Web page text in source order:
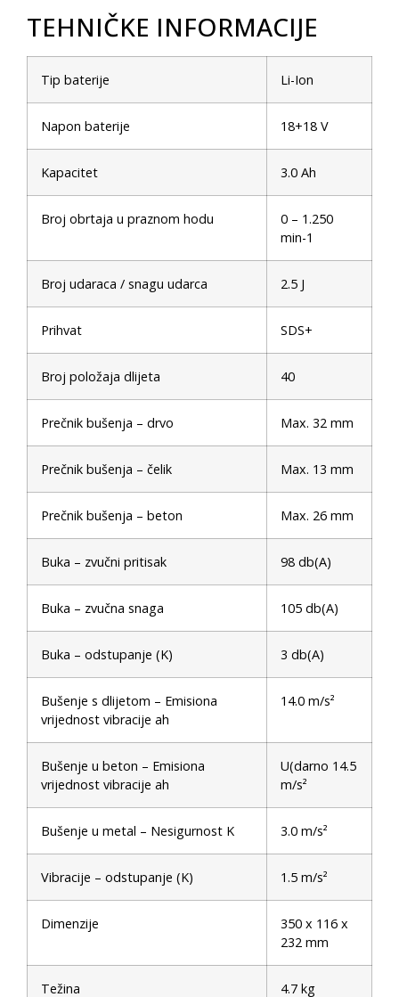
TEHNIČKE INFORMACIJE
Tip baterije Li-Ion
Napon baterije 18+18 V
Kapacitet 3.0 Ah
Broj obrtaja u praznom hodu
0 – 1.250
min-1
Broj udaraca / snagu udarca 2.5 J
Prihvat SDS+
Broj položaja dlijeta 40
Prečnik bušenja – drvo Max. 32 mm
Prečnik bušenja – čelik Max. 13 mm
Prečnik bušenja – beton Max. 26 mm
Buka – zvučni pritisak 98 db(A)
Buka – zvučna snaga 105 db(A)
Buka – odstupanje (K) 3 db(A)
Bušenje s dlijetom – Emisiona
vrijednost vibracije ah
14.0 m/s²
Bušenje u beton – Emisiona
vrijednost vibracije ah
U(darno 14.5
m/s²
Bušenje u metal – Nesigurnost K 3.0 m/s²
Vibracije – odstupanje (K) 1.5 m/s²
Dimenzije
350 x 116 x
232 mm
Težina 4.7 kg